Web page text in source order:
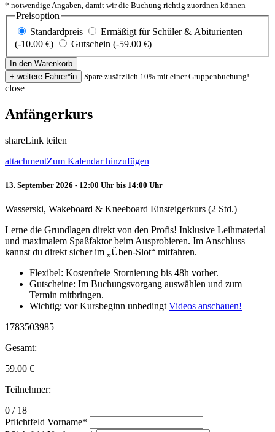
* notwendige Angaben, damit wir die Buchung richtig zuordnen können
Preisoption
Standardpreis
Ermäßigt für Schüler & Abiturienten
(-10.00 €)
Gutschein (-59.00 €)
Spare zusätzlich 10% mit einer Gruppenbuchung!
close
Anfängerkurs
shareLink teilen
attachmentZum Kalendar hinzufügen
13. September 2026 - 12:00 Uhr bis 14:00 Uhr
Wasserski, Wakeboard & Kneeboard Einsteigerkurs (2 Std.)
Lerne die Grundlagen direkt von den Profis! Inklusive Leihmaterial
und maximalem Spaßfaktor beim Ausprobieren. Im Anschluss
kannst du direkt sicher im „Üben-Slot“ mitfahren.
Flexibel: Kostenfreie Stornierung bis 48h vorher.
Gutscheine: Im Buchungsvorgang auswählen und zum
Termin mitbringen.
Wichtig: vor Kursbeginn unbedingt Videos anschauen!
1783503985
Gesamt:
59.00 €
Teilnehmer:
0 / 18
Pflichtfeld Vorname*